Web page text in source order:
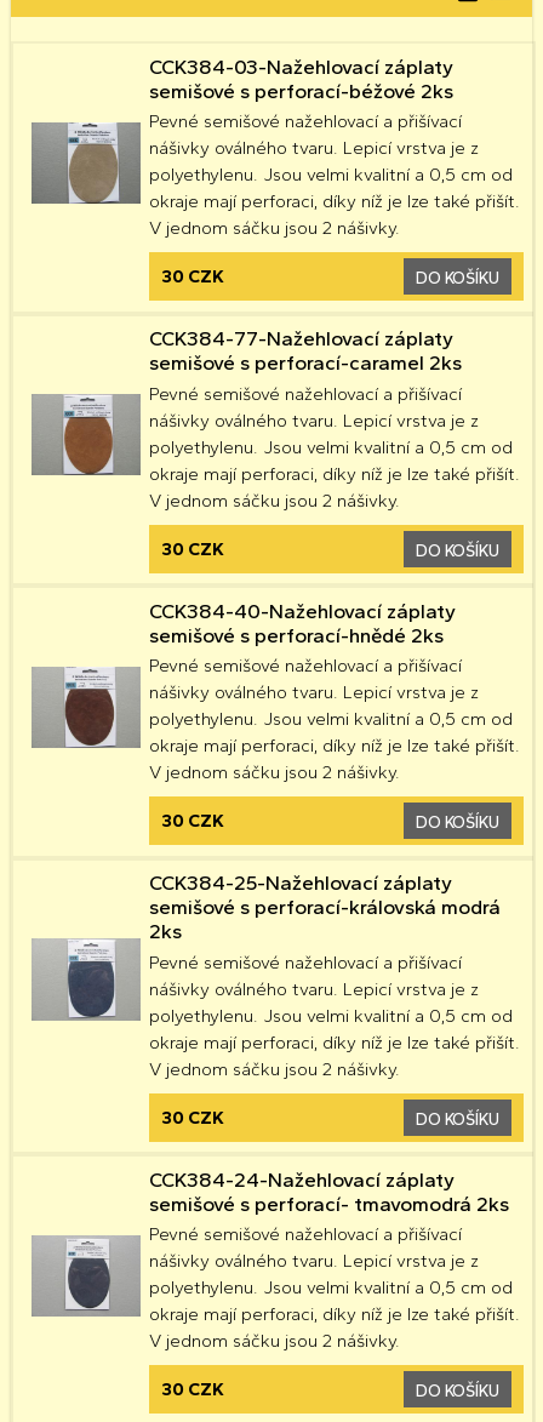
CCK384-03-Nažehlovací záplaty
semišové s perforací-béžové 2ks
Pevné semišové nažehlovací a přišívací
nášivky oválného tvaru. Lepicí vrstva je z
polyethylenu. Jsou velmi kvalitní a 0,5 cm od
okraje mají perforaci, díky níž je lze také přišít.
V jednom sáčku jsou 2 nášivky.
30 CZK DO KOŠÍKU
CCK384-77-Nažehlovací záplaty
semišové s perforací-caramel 2ks
Pevné semišové nažehlovací a přišívací
nášivky oválného tvaru. Lepicí vrstva je z
polyethylenu. Jsou velmi kvalitní a 0,5 cm od
okraje mají perforaci, díky níž je lze také přišít.
V jednom sáčku jsou 2 nášivky.
30 CZK DO KOŠÍKU
CCK384-40-Nažehlovací záplaty
semišové s perforací-hnědé 2ks
Pevné semišové nažehlovací a přišívací
nášivky oválného tvaru. Lepicí vrstva je z
polyethylenu. Jsou velmi kvalitní a 0,5 cm od
okraje mají perforaci, díky níž je lze také přišít.
V jednom sáčku jsou 2 nášivky.
30 CZK DO KOŠÍKU
CCK384-25-Nažehlovací záplaty
semišové s perforací-královská modrá
2ks
Pevné semišové nažehlovací a přišívací
nášivky oválného tvaru. Lepicí vrstva je z
polyethylenu. Jsou velmi kvalitní a 0,5 cm od
okraje mají perforaci, díky níž je lze také přišít.
V jednom sáčku jsou 2 nášivky.
30 CZK DO KOŠÍKU
CCK384-24-Nažehlovací záplaty
semišové s perforací- tmavomodrá 2ks
Pevné semišové nažehlovací a přišívací
nášivky oválného tvaru. Lepicí vrstva je z
polyethylenu. Jsou velmi kvalitní a 0,5 cm od
okraje mají perforaci, díky níž je lze také přišít.
V jednom sáčku jsou 2 nášivky.
30 CZK DO KOŠÍKU